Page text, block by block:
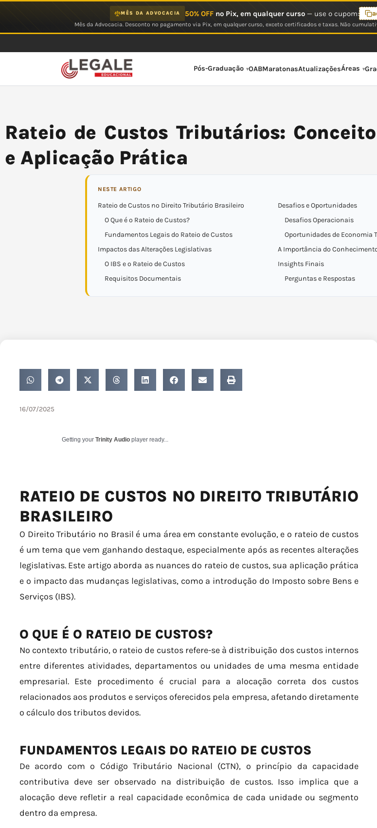
MÊS DA ADVOCACIA 50% OFFno Pix, em qualquer curso— use o cupom:
Mês da Advocacia. Desconto no pagamento via Pix, em qualquer curso, exceto certificados e taxas. Não
Pós-Graduação OABMaratonasAtualizaçõesÁreas
Rateio de Custos Tributários: Conceito
e Aplicação Prática
NESTE ARTIGO
Rateio de Custos no Direito Tributário Brasileiro
O Que é o Rateio de Custos?
Fundamentos Legais do Rateio de Custos
Impactos das Alterações Legislativas
O IBS e o Rateio de Custos
Requisitos Documentais
Desafios e Oportunidades
Desafios Operacionais
Oportunidades de Economia
A Importância do
Insights Finais
Perguntas e Respostas
16/07/2025
Getting your Trinity Audio player ready...
RATEIO DE CUSTOS NO DIREITO TRIBUTÁRIO
BRASILEIRO
O Direito Tributário no Brasil é uma área em constante evolução, e o rateio de custos
é um tema que vem ganhando destaque, especialmente após as recentes alterações
legislativas. Este artigo aborda as nuances do rateio de custos, sua aplicação prática
e o impacto das mudanças legislativas, como a introdução do Imposto sobre Bens e
Serviços (IBS).
O QUE É O RATEIO DE CUSTOS?
No contexto tributário, o rateio de custos refere-se à distribuição dos custos internos
entre diferentes atividades, departamentos ou unidades de uma mesma entidade
empresarial. Este procedimento é crucial para a alocação correta dos custos
relacionados aos produtos e serviços oferecidos pela empresa, afetando diretamente
o cálculo dos tributos devidos.
FUNDAMENTOS LEGAIS DO RATEIO DE CUSTOS
De acordo com o Código Tributário Nacional (CTN), o princípio da capacidade
contributiva deve ser observado na distribuição de custos. Isso implica que a
alocação deve refletir a real capacidade econômica de cada unidade ou segmento
dentro da empresa.